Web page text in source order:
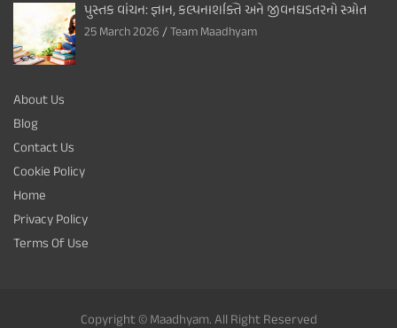
પુસ્તક વાંચન: જ્ઞાન, કલ્પનાશક્તિ અને જીવનઘડતરનો સ્ત્રોત
25 March 2026 Team Maadhyam
About Us
Blog
Contact Us
Cookie Policy
Home
Privacy Policy
Terms Of Use
Copyright © Maadhyam. All Right Reserved